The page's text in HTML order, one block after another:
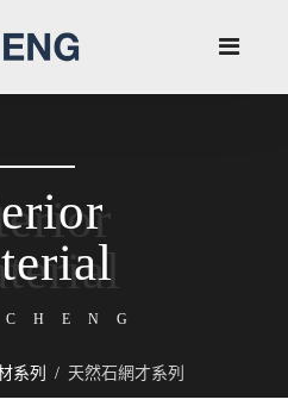
系列 天然石網才系列